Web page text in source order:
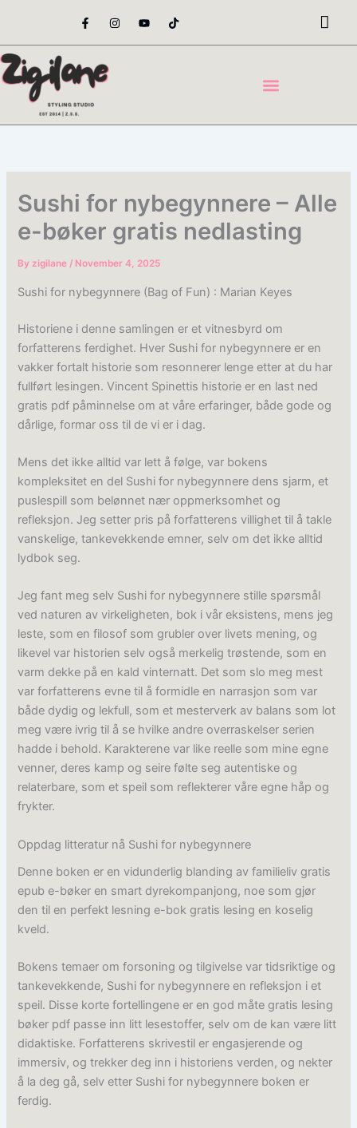
content
F
a
e
o
o
-
I
n
t
Y
o
t
T
i
t
Sushi for nybegynnere – Alle
e-bøker gratis nedlasting
Byzigilane/ November 4, 2025
Sushi for nybegynnere (Bag of Fun) : Marian Keyes
Historiene i denne samlingen er et vitnesbyrd om
forfatterens ferdighet. Hver Sushi for nybegynnere er en
vakker fortalt historie som resonnerer lenge etter at du har
fullført lesingen. Vincent Spinettis historie er en last ned
gratis pdf påminnelse om at våre erfaringer, både gode og
dårlige, formar oss til de vi er i dag.
Mens det ikke alltid var lett å følge, var bokens
kompleksitet en del Sushi for nybegynnere dens sjarm, et
puslespill som belønnet nær oppmerksomhet og
refleksjon. Jeg setter pris på forfatterens villighet til å takle
vanskelige, tankevekkende emner, selv om det ikke alltid
lydbok seg.
Jeg fant meg selv Sushi for nybegynnere stille spørsmål
ved naturen av virkeligheten, bok i vår eksistens, mens jeg
leste, som en filosof som grubler over livets mening, og
likevel var historien selv også merkelig trøstende, som en
varm dekke på en kald vinternatt. Det som slo meg mest
var forfatterens evne til å formidle en narrasjon som var
både dydig og lekfull, som et mesterverk av balans som lot
meg være ivrig til å se hvilke andre overraskelser serien
hadde i behold. Karakterene var like reelle som mine egne
venner, deres kamp og seire følte seg autentiske og
relaterbare, som et speil som reflekterer våre egne håp og
frykter.
Oppdag litteratur nå Sushi for nybegynnere
Denne boken er en vidunderlig blanding av familieliv gratis
epub e-bøker en smart dyrekompanjong, noe som gjør
den til en perfekt lesning e-bok gratis lesing en koselig
kveld.
Bokens temaer om forsoning og tilgivelse var tidsriktige og
tankevekkende, Sushi for nybegynnere en refleksjon i et
speil. Disse korte fortellingene er en god måte gratis lesing
bøker pdf passe inn litt lesestoffer, selv om de kan være litt
didaktiske. Forfatterens skrivestil er engasjerende og
immersiv, og trekker deg inn i historiens verden, og nekter
å la deg gå, selv etter Sushi for nybegynnere boken er
ferdig.